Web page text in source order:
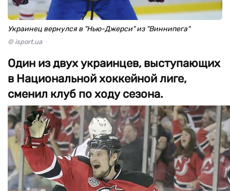
Украинец вернулся в "Нью-Джерси" из "Виннипега"
© isport.ua
Один из двух украинцев, выступающих
в Национальной хоккейной лиге,
сменил клуб по ходу сезона.